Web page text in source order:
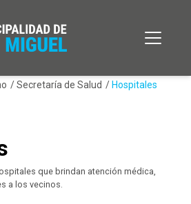
/Secretaría de Salud / Hospitales
que brindan atención médica,
a los vecinos.